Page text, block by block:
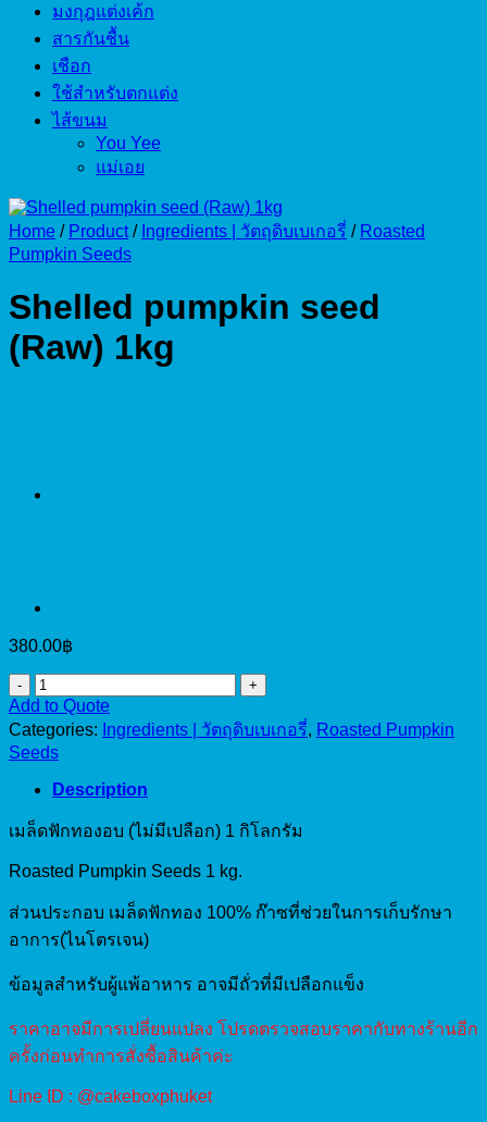
มงกุฎแต่งเค้ก
สารกันชื้น
เชือก
ใช้สำหรับตกแต่ง
ไส้ขนม
You Yee
แม่เอย
Home / Product / Ingredients | วัตถุดิบเบเกอรี่ / Roasted
Pumpkin Seeds
Shelled pumpkin seed
(Raw) 1kg
380.00฿
Shelled
pumpkin
seed
(Raw)
1kg
quantity
Add to Quote
Categories: Ingredients | วัตถุดิบเบเกอรี่, Roasted Pumpkin
Seeds
Description
เมล็ดฟักทองอบ (ไม่มีเปลือก) 1 กิโลกรัม
Roasted Pumpkin Seeds 1 kg.
ส่วนประกอบ เมล็ดฟักทอง 100% ก๊าซที่ช่วยในการเก็บรักษา
อาการ(ไนโตรเจน)
ข้อมูลสำหรับผู้แพ้อาหาร อาจมีถั่วที่มีเปลือกแข็ง
ราคาอาจมีการเปลี่ยนแปลง โปรดตรวจสอบราคากับทางร้านอีก
ครั้งก่อนทำการสั่งซื้อสินค้าค่ะ
Line ID : @cakeboxphuket